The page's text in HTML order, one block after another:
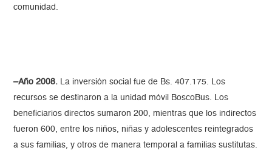
comunidad.
–Año 2008. La inversión social fue de Bs. 407.175. Los
recursos se destinaron a la unidad móvil BoscoBus. Los
beneficiarios directos sumaron 200, mientras que los indirectos
fueron 600, entre los niños, niñas y adolescentes reintegrados
a sus familias, y otros de manera temporal a familias sustitutas.